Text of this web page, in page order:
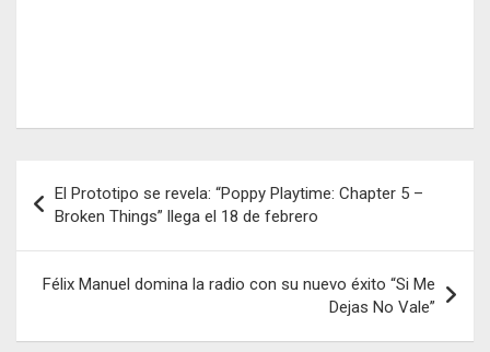
de
entradas
El Prototipo se revela: “Poppy Playtime: Chapter 5 –
Broken Things” llega el 18 de febrero
Félix Manuel domina la radio con su nuevo éxito “Si Me
Dejas No Vale”